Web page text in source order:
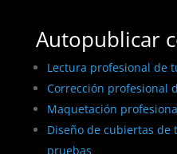
Autopublicar
Lectura profesional de
Corrección profesional
Maquetación
Diseño de cubiertas
pruebas